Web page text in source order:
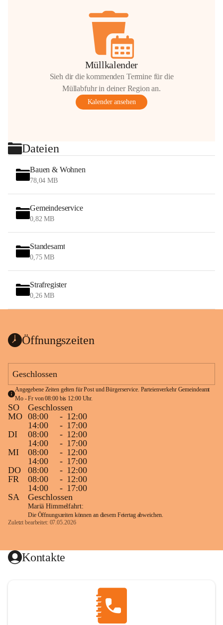
Müllkalender
Sieh dir die kommenden Termine für die
Müllabfuhr in deiner Region an.
Kalender ansehen
Dateien
Bauen & Wohnen
78,04 MB
Gemeindeservice
0,82 MB
Standesamt
0,75 MB
Strafregister
0,26 MB
Öffnungszeiten
Geschlossen
Angegebene Zeiten gelten für Post und Bürgerservice. Parteienverkehr Gemeindeamt
Mo - Fr von 08:00 bis 12:00 Uhr.
SO
Geschlossen
MO 08:00 - 12:00
14:00
- 17:00
DI
08:00 - 12:00
14:00
- 17:00
MI
08:00 - 12:00
14:00
- 17:00
DO
08:00 - 12:00
FR
08:00 - 12:00
14:00
- 17:00
SA
Geschlossen
Mariä Himmelfahrt:
Die Öffnungszeiten können an diesem Feiertag abweichen.
Zuletzt bearbeitet: 07.05.2026
Kontakte